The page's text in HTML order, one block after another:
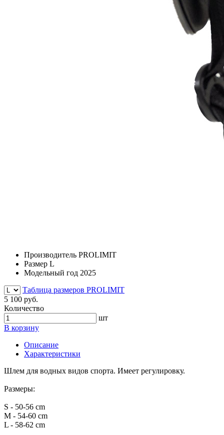
Производитель PROLIMIT
Размер L
Модельный год 2025
Таблица размеров PROLIMIT
5 100 руб.
Количество
шт
В корзину
Описание
Характеристики
Шлем для водных видов спорта. Имеет регулировку.
Размеры:
S - 50-56 cm
M - 54-60 cm
L - 58-62 cm